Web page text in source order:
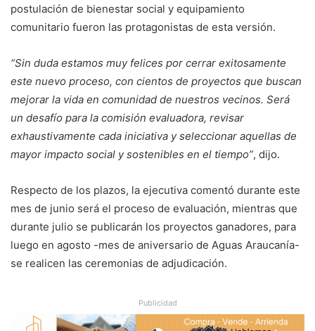
postulación de bienestar social y equipamiento
comunitario fueron las protagonistas de esta versión.
“Sin duda estamos muy felices por cerrar exitosamente
este nuevo proceso, con cientos de proyectos que buscan
mejorar la vida en comunidad de nuestros vecinos. Será
un desafío para la comisión evaluadora, revisar
exhaustivamente cada iniciativa y seleccionar aquellas de
mayor impacto social y sostenibles en el tiempo”, dijo.
Respecto de los plazos, la ejecutiva comentó durante este
mes de junio será el proceso de evaluación, mientras que
durante julio se publicarán los proyectos ganadores, para
luego en agosto -mes de aniversario de Aguas Araucanía-
se realicen las ceremonias de adjudicación.
Publicidad